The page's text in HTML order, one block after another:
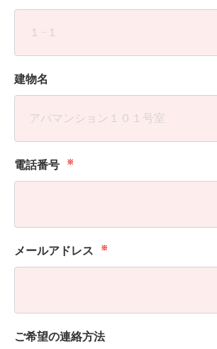
建物名
電話番号 ※
メールアドレス ※
ご希望の連絡方法